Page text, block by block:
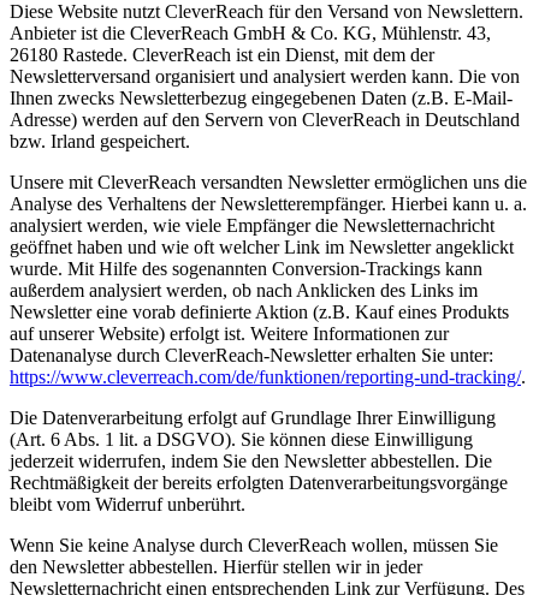
Diese Website nutzt CleverReach für den Versand von Newslettern.
Anbieter ist die CleverReach GmbH & Co. KG, Mühlenstr. 43,
26180 Rastede. CleverReach ist ein Dienst, mit dem der
Newsletterversand organisiert und analysiert werden kann. Die von
Ihnen zwecks Newsletterbezug eingegebenen Daten (z.B. E-Mail-
Adresse) werden auf den Servern von CleverReach in Deutschland
bzw. Irland gespeichert.
Unsere mit CleverReach versandten Newsletter ermöglichen uns die
Analyse des Verhaltens der Newsletterempfänger. Hierbei kann u. a.
analysiert werden, wie viele Empfänger die Newsletternachricht
geöffnet haben und wie oft welcher Link im Newsletter angeklickt
wurde. Mit Hilfe des sogenannten Conversion-Trackings kann
außerdem analysiert werden, ob nach Anklicken des Links im
Newsletter eine vorab definierte Aktion (z.B. Kauf eines Produkts
auf unserer Website) erfolgt ist. Weitere Informationen zur
Datenanalyse durch CleverReach-Newsletter erhalten Sie unter:
https://www.cleverreach.com/de/funktionen/reporting-und-tracking/.
Die Datenverarbeitung erfolgt auf Grundlage Ihrer Einwilligung
(Art. 6 Abs. 1 lit. a DSGVO). Sie können diese Einwilligung
jederzeit widerrufen, indem Sie den Newsletter abbestellen. Die
Rechtmäßigkeit der bereits erfolgten Datenverarbeitungsvorgänge
bleibt vom Widerruf unberührt.
Wenn Sie keine Analyse durch CleverReach wollen, müssen Sie
den Newsletter abbestellen. Hierfür stellen wir in jeder
Newsletternachricht einen entsprechenden Link zur Verfügung. Des